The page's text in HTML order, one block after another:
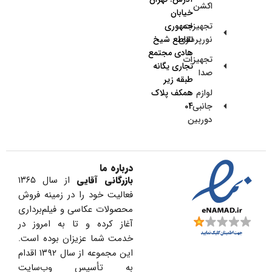
اکشن
تجهیزات
نورپردازی
تجهیزات
صدا
لوازم
جانبی
دوربین
خیابان
جمهوری
تقاطع شیخ
هادی مجتمع
تجاری یگانه
طبقه زیر
همکف پلاک
04
درباره ما
بازرگانی آقایی
از سال ۱۳۶۵
فعالیت خود را در زمینه فروش
محصولات عکاسی و فیلم‌برداری
آغاز کرده و تا به امروز در
خدمت شما عزیزان بوده است.
این مجموعه از سال ۱۳۹۲ اقدام
به تأسیس وب‌سایت